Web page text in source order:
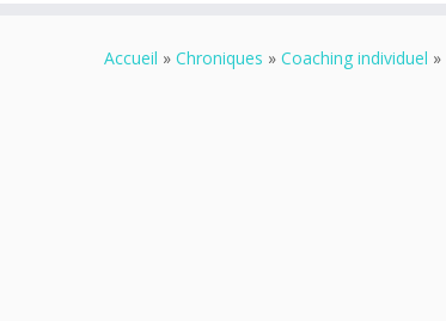
Accueil » Chroniques » Coaching individuel »